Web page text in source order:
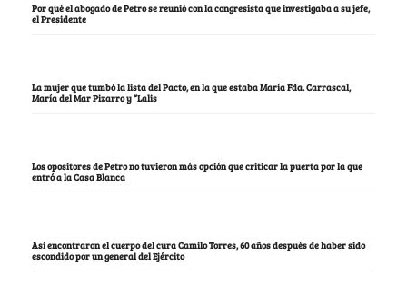
Por qué el abogado de Petro se reunió con la congresista que investigaba a su jefe,
el Presidente
La mujer que tumbó la lista del Pacto, en la que estaba María Fda. Carrascal,
María del Mar Pizarro y “Lalis
Los opositores de Petro no tuvieron más opción que criticar la puerta por la que
entró a la Casa Blanca
Así encontraron el cuerpo del cura Camilo Torres, 60 años después de haber sido
escondido por un general del Ejército